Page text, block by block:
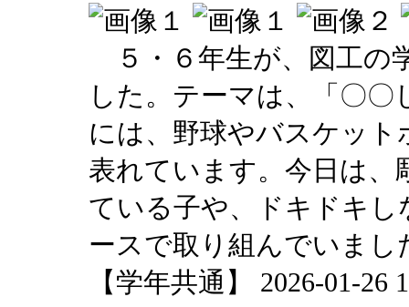
５・６年生が、図工の
した。テーマは、「〇
には、野球やバスケッ
表れています。今日は、
ている子や、ドキドキ
ースで取り組んでいまし
【学年共通】 2026-01-26